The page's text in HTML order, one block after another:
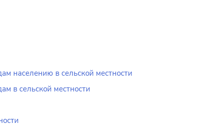
населению в сельской местности
в сельской местности